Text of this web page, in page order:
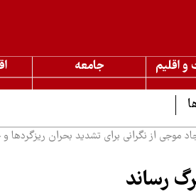
اقلیم جامعه
از نگرانی برای تشدید بحران ریزگردها
رساند